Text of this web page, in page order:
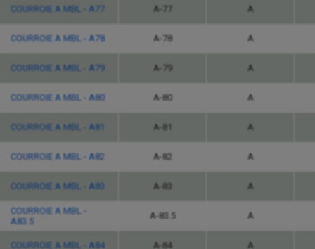
COURROIE A MBL - A77 A-77 A
COURROIE A MBL - A78 A-78 A
COURROIE A MBL - A79 A-79 A
COURROIE A MBL - A80 A-80 A
COURROIE A MBL - A81 A-81 A
COURROIE A MBL - A82 A-82 A
COURROIE A MBL - A83 A-83 A
COURROIE A MBL -
A83.5
A-83.5 A
COURROIE A MBL - A84 A-84 A